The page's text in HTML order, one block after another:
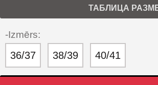
ТАБЛИЦА
-Izmērs:
36/37 38/39 40/41